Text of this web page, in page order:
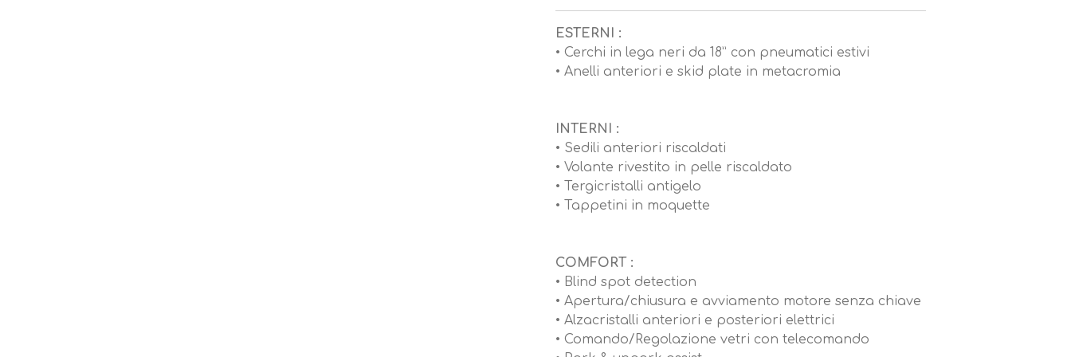
ESTERNI :
• Cerchi in lega neri da 18” con pneumatici estivi
• Anelli anteriori e skid plate in metacromia
INTERNI :
• Sedili anteriori riscaldati
• Volante rivestito in pelle riscaldato
• Tergicristalli antigelo
• Tappetini in moquette
COMFORT :
• Blind spot detection
• Apertura/chiusura e avviamento motore senza chiave
• Alzacristalli anteriori e posteriori elettrici
• Comando/Regolazione vetri con telecomando